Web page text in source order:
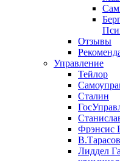
Отзывы
Управление
Тейлор
Сталин
Фрэнсис
В.Тарасов
Лиддел